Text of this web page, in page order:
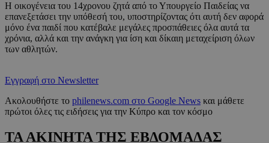
Η οικογένεια του 14χρονου ζητά από το Υπουργείο Παιδείας να
επανεξετάσει την υπόθεσή του, υποστηρίζοντας ότι αυτή δεν αφορά
μόνο ένα παιδί που κατέβαλε μεγάλες προσπάθειες όλα αυτά τα
χρόνια, αλλά και την ανάγκη για ίση και δίκαιη μεταχείριση όλων
των αθλητών.
Εγγραφή στο Newsletter
Ακολουθήστε το philenews.com στο Google News και μάθετε
πρώτοι όλες τις ειδήσεις για την Κύπρο και τον κόσμο
ΤΑ ΑΚΙΝΗΤΑ ΤΗΣ ΕΒΔΟΜΑΔΑΣ